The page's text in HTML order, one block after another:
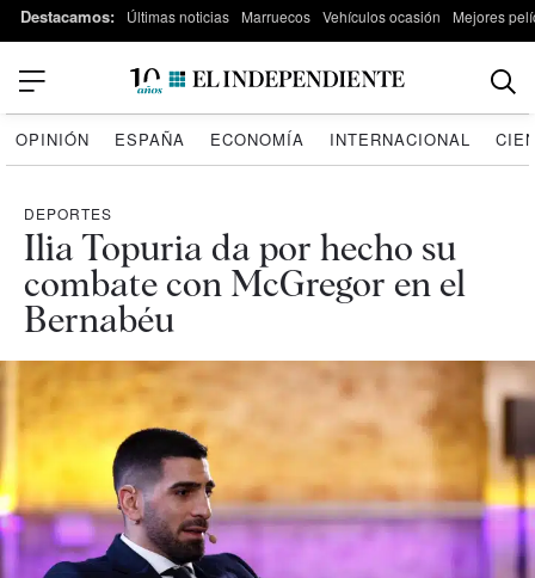
Destacamos: Últimas noticias Marruecos Vehículos ocasión Mejores
OPINIÓN ESPAÑA ECONOMÍA INTERNACIONAL
DEPORTES
Ilia Topuria da por hecho su
combate con McGregor en el
Bernabéu